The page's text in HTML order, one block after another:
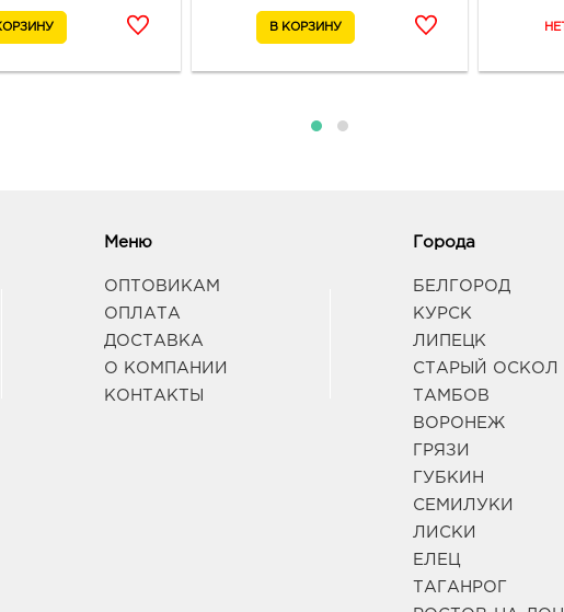
Меню
ОПТОВИКАМ
ОПЛАТА
ДОСТАВКА
О КОМПАНИИ
КОНТАКТЫ
Города
БЕЛГОРОД
КУРСК
ЛИПЕЦК
СТАРЫЙ ОСКОЛ
ТАМБОВ
ВОРОНЕЖ
ГРЯЗИ
ГУБКИН
СЕМИЛУКИ
ЛИСКИ
ЕЛЕЦ
ТАГАНРОГ